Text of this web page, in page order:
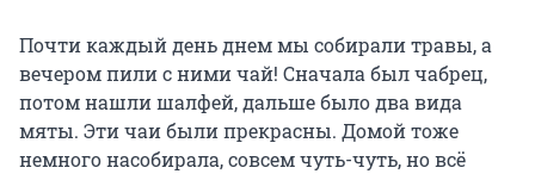
Почти каждый день днем мы собирали травы, а
вечером пили с ними чай! Сначала был чабрец,
потом нашли шалфей, дальше было два вида
мяты. Эти чаи были прекрасны. Домой тоже
немного насобирала, совсем чуть-чуть, но всё